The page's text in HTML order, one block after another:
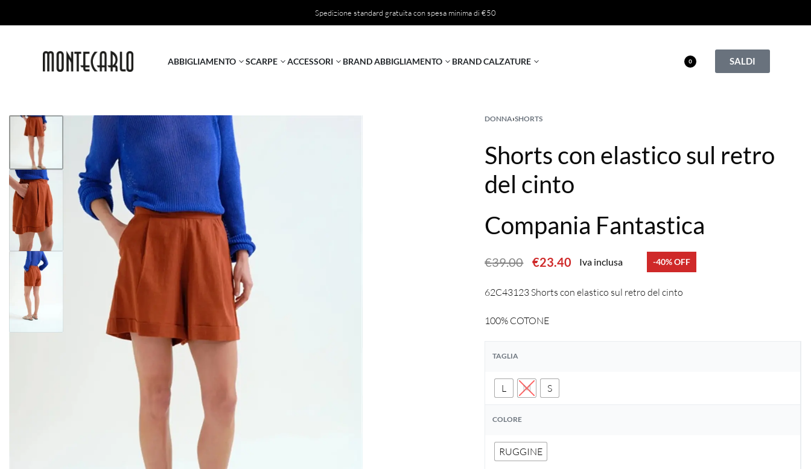
Spedizione standard gratuita con spesa minima di €50
ABBIGLIAMENTO SCARPE ACCESSORI BRAND ABBIGLIAMENTO BRAND CALZATURE 0 SALDI
DONNA›SHORTS
Shorts con elastico sul retro
del cinto
Compania Fantastica
€39.00 €23.40 Iva inclusa -40% OFF
62C43123 Shorts con elastico sul retro del cinto
100% COTONE
TAGLIA
L M S
COLORE
RUGGINE